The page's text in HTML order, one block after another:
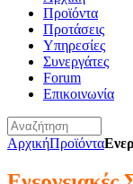
Προϊόντα
Προτάσεις
Υπηρεσίες
Συνεργάτες
Forum
Επικοινωνία
ΑρχικήΠροϊόντα